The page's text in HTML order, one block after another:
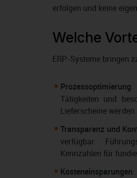
erfolgen und keine
Welche
ERP-Systeme bringen
Prozessoptimierung:
Tätigkeiten und
Lieferscheine
Transparenz und
verfügbar.
Kennzahlen für
Kosteneinsparungen